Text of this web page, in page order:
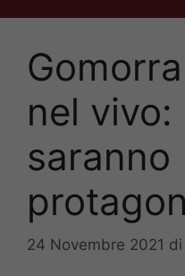
nel
saranno
24 Novembre 2021 di